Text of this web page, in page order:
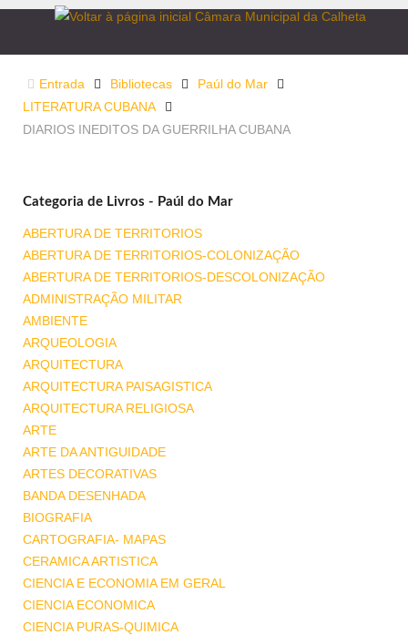
Entrada Bibliotecas
Paúl do Mar
LITERATURA CUBANA
DIARIOS INEDITOS DA GUERRILHA CUBANA
Categoria de Livros - Paúl do Mar
ABERTURA DE TERRITORIOS
ABERTURA DE TERRITORIOS-COLONIZAÇÃO
ABERTURA DE TERRITORIOS-DESCOLONIZAÇÃO
ADMINISTRAÇÃO MILITAR
AMBIENTE
ARQUEOLOGIA
ARQUITECTURA
ARQUITECTURA PAISAGISTICA
ARQUITECTURA RELIGIOSA
ARTE
ARTE DA ANTIGUIDADE
ARTES DECORATIVAS
BANDA DESENHADA
BIOGRAFIA
CARTOGRAFIA- MAPAS
CERAMICA ARTISTICA
CIENCIA E ECONOMIA EM GERAL
CIENCIA ECONOMICA
CIENCIA PURAS-QUIMICA